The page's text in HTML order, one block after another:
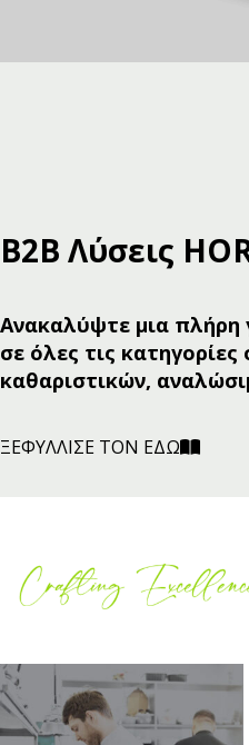
Β2Β Λύσεις
Ανακαλύψτε μια πλήρη
σε όλες τις
καθαριστικών,
ΞΕΦΥΛΛΙΣΕ ΤΟΝ ΕΔΩ